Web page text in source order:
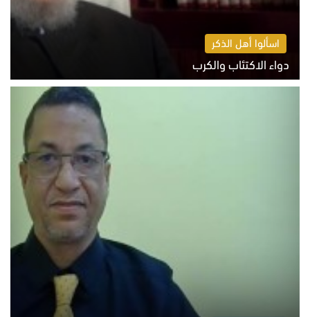
اسألوا أهل الذكر
دواء الاكتئاب والكرب
السبت 8 أغسطس 2026 10:54 ص